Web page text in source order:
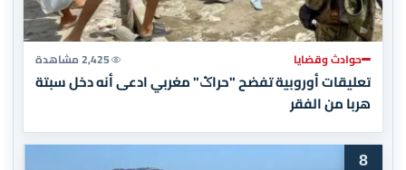
حوادث وقضايا 2,425 مشاهدة
تعليقات أوروبية تفضح "حراݣ" مغربي ادعى أنه دخل سبتة
هربا من الفقر
8